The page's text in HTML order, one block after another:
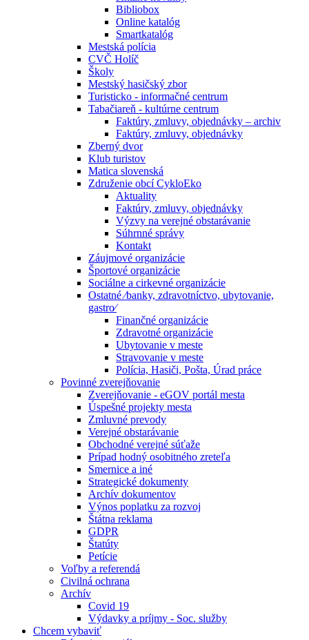
Bibliobox
Online katalóg
Smartkatalóg
Mestská polícia
CVČ Holíč
Školy
Mestský hasičský zbor
Turisticko - informačné centrum
Tabačiareň - kultúrne centrum
Faktúry, zmluvy, objednávky – archiv
Faktúry, zmluvy, objednávky
Zberný dvor
Klub turistov
Matica slovenská
Združenie obcí CykloEko
Aktuality
Faktúry, zmluvy, objednávky
Výzvy na verejné obstarávanie
Súhrnné správy
Kontakt
Záujmové organizácie
Športové organizácie
Sociálne a cirkevné organizácie
Ostatné ⁄banky, zdravotníctvo, ubytovanie,
gastro⁄
Finančné organizácie
Zdravotné organizácie
Ubytovanie v meste
Stravovanie v meste
Polícia, Hasiči, Pošta, Úrad práce
Povinné zverejňovanie
Zverejňovanie - eGOV portál mesta
Úspešné projekty mesta
Zmluvné prevody
Verejné obstarávanie
Obchodné verejné súťaže
Prípad hodný osobitného zreteľa
Smernice a iné
Strategické dokumenty
Archív dokumentov
Výnos poplatku za rozvoj
Štátna reklama
GDPR
Štatúty
Petície
Voľby a referendá
Civilná ochrana
Archív
Covid 19
Výdavky a príjmy - Soc. služby
Chcem vybaviť